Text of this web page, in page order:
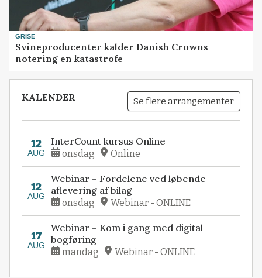
GRISE
Svineproducenter kalder Danish Crowns
notering en katastrofe
KALENDER Se flere arrangementer
12
AUG
InterCount kursus Online
onsdag Online
12
AUG
Webinar – Fordelene ved løbende
aflevering af bilag
onsdag Webinar - ONLINE
17
AUG
Webinar – Kom i gang med digital
bogføring
mandag Webinar - ONLINE